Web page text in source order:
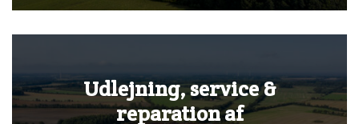
Udlejning, service &
reparation af